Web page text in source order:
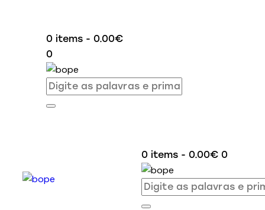
0 items - 0.00€
0
0 items - 0.00€ 0